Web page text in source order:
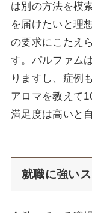
は別の方法を模
を届けたいと理
の要求にこたえ
す。パルファム
りますし、症例
アロマを教えて
満足度は高いと
就職に強い